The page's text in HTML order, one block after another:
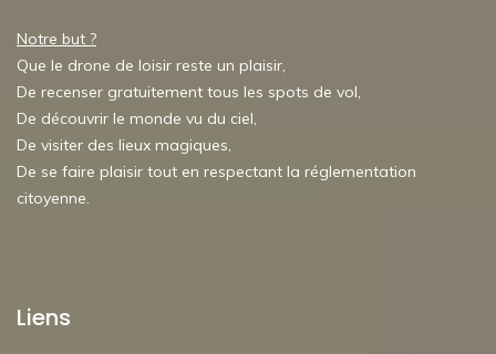
Notre but ?
Que le drone de loisir reste un plaisir,
De recenser gratuitement tous les spots de vol,
De découvrir le monde vu du ciel,
De visiter des lieux magiques,
De se faire plaisir tout en respectant la réglementation
citoyenne.
Liens